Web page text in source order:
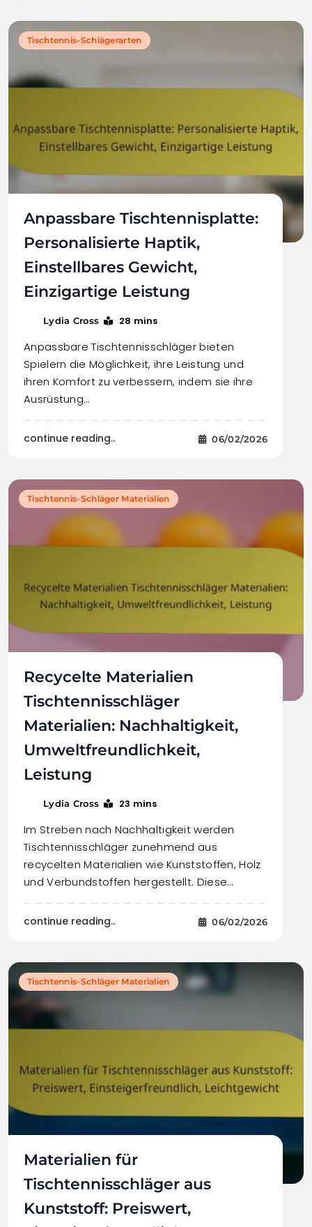
Tischtennis-Schlägerarten
Anpassbare Tischtennisplatte:
Personalisierte Haptik,
Einstellbares Gewicht,
Einzigartige Leistung
Lydia Cross 28 mins
Anpassbare Tischtennisschläger bieten
Spielern die Möglichkeit, ihre Leistung und
ihren Komfort zu verbessern, indem sie ihre
Ausrüstung…
continue reading.. 06/02/2026
Tischtennis-Schläger Materialien
Recycelte Materialien
Tischtennisschläger
Materialien: Nachhaltigkeit,
Umweltfreundlichkeit,
Leistung
Lydia Cross 23 mins
Im Streben nach Nachhaltigkeit werden
Tischtennisschläger zunehmend aus
recycelten Materialien wie Kunststoffen, Holz
und Verbundstoffen hergestellt. Diese…
continue reading.. 06/02/2026
Tischtennis-Schläger Materialien
Materialien für
Tischtennisschläger aus
Kunststoff: Preiswert,